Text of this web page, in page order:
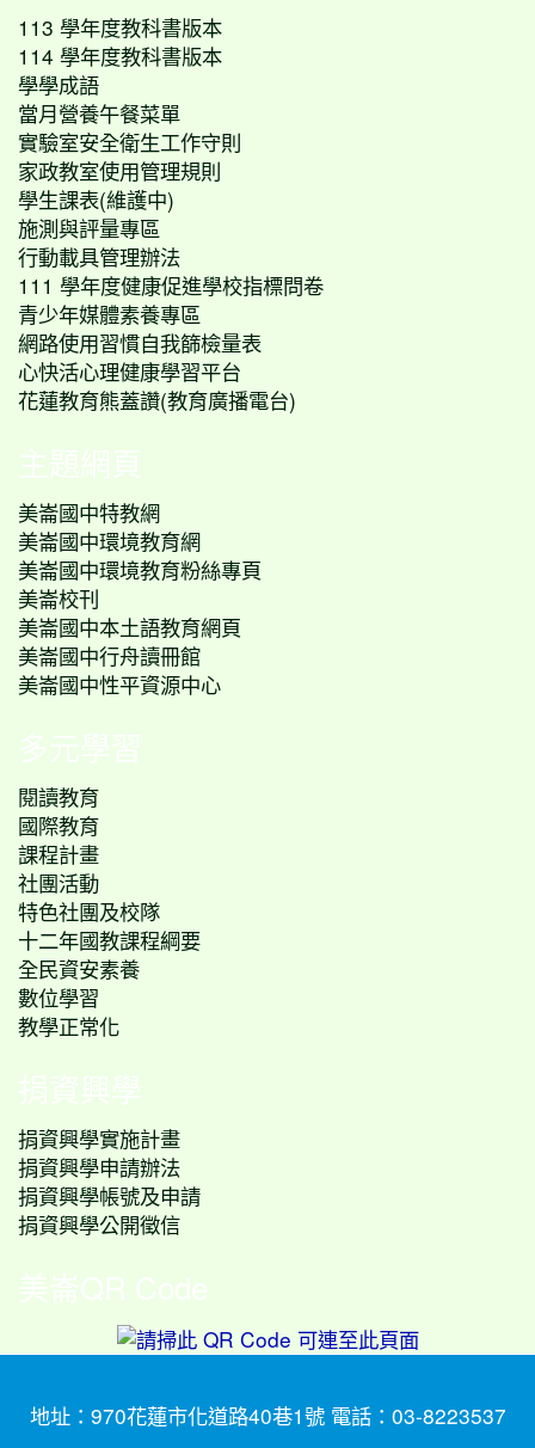
113 學年度教科書版本
114 學年度教科書版本
學學成語
當月營養午餐菜單
實驗室安全衛生工作守則
家政教室使用管理規則
學生課表(維護中)
施測與評量專區
行動載具管理辦法
111 學年度健康促進學校指標問卷
青少年媒體素養專區
網路使用習慣自我篩檢量表
心快活心理健康學習平台
花蓮教育熊蓋讚(教育廣播電台)
主題網頁
美崙國中特教網
美崙國中環境教育網
美崙國中環境教育粉絲專頁
美崙校刊
美崙國中本土語教育網頁
美崙國中行舟讀冊館
美崙國中性平資源中心
多元學習
閱讀教育
國際教育
課程計畫
社團活動
特色社團及校隊
十二年國教課程綱要
全民資安素養
數位學習
教學正常化
捐資興學
捐資興學實施計畫
捐資興學申請辦法
捐資興學帳號及申請
捐資興學公開徵信
美崙QR Code
地址：970花蓮市化道路40巷1號 電話：03-8223537